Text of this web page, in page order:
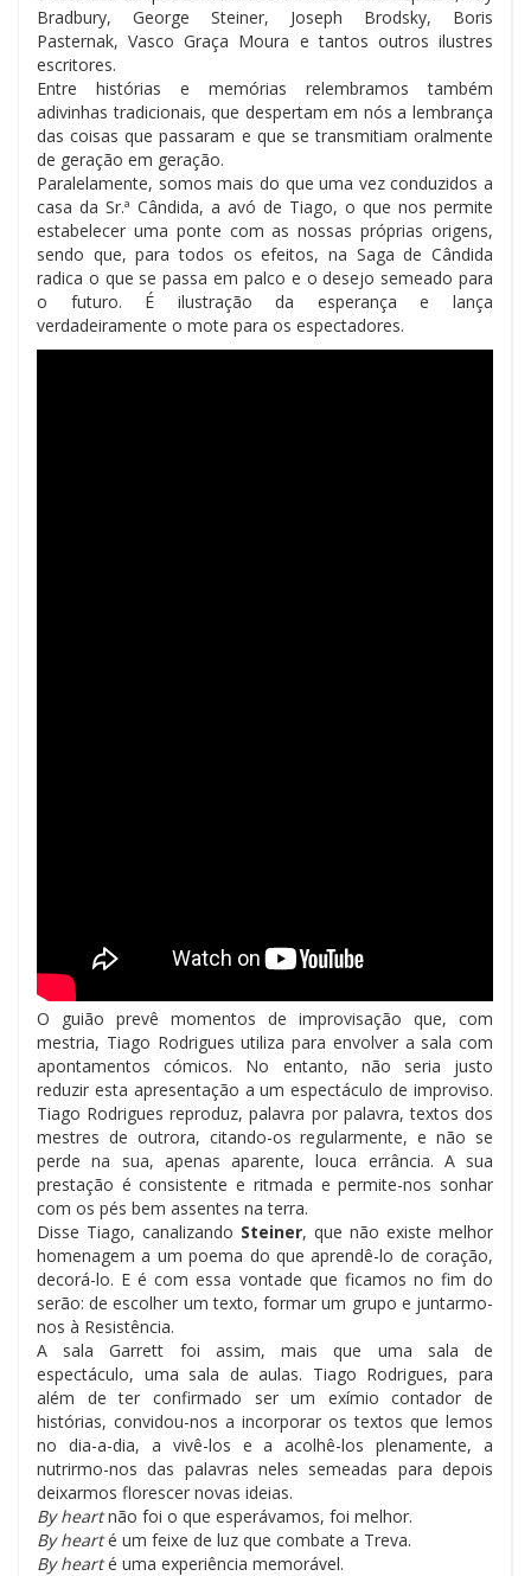
Bradbury, George Steiner, Joseph Brodsky, Boris
Pasternak, Vasco Graça Moura e tantos outros ilustres
escritores.
Entre histórias e memórias relembramos também
adivinhas tradicionais, que despertam em nós a lembrança
das coisas que passaram e que se transmitiam oralmente
de geração em geração.
Paralelamente, somos mais do que uma vez conduzidos a
casa da Sr.ª Cândida, a avó de Tiago, o que nos permite
estabelecer uma ponte com as nossas próprias origens,
sendo que, para todos os efeitos, na Saga de Cândida
radica o que se passa em palco e o desejo semeado para
o futuro. É ilustração da esperança e lança
verdadeiramente o mote para os espectadores.
O guião prevê momentos de improvisação que, com
mestria, Tiago Rodrigues utiliza para envolver a sala com
apontamentos cómicos. No entanto, não seria justo
reduzir esta apresentação a um espectáculo de improviso.
Tiago Rodrigues reproduz, palavra por palavra, textos dos
mestres de outrora, citando-os regularmente, e não se
perde na sua, apenas aparente, louca errância. A sua
prestação é consistente e ritmada e permite-nos sonhar
com os pés bem assentes na terra.
Disse Tiago, canalizando Steiner, que não existe melhor
homenagem a um poema do que aprendê-lo de coração,
decorá-lo. E é com essa vontade que ficamos no fim do
serão: de escolher um texto, formar um grupo e juntarmo-
nos à Resistência.
A sala Garrett foi assim, mais que uma sala de
espectáculo, uma sala de aulas. Tiago Rodrigues, para
além de ter confirmado ser um exímio contador de
histórias, convidou-nos a incorporar os textos que lemos
no dia-a-dia, a vivê-los e a acolhê-los plenamente, a
nutrirmo-nos das palavras neles semeadas para depois
deixarmos florescer novas ideias.
By heartnão foi o que esperávamos, foi melhor.
By hearté um feixe de luz que combate a Treva.
By hearté uma experiência memorável.